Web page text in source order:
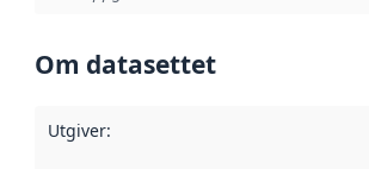
Om datasettet
Utgiver: